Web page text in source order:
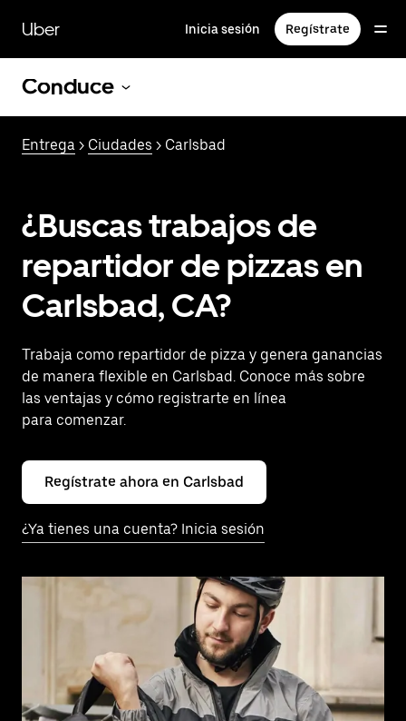
contenido
principal
Uber Inicia sesión Regístrate
Conduce
Entrega > Ciudades > Carlsbad
¿Buscas trabajos de
repartidor de pizzas en
Carlsbad, CA?
Trabaja como repartidor de pizza y genera ganancias
de manera flexible en Carlsbad. Conoce más sobre
las ventajas y cómo registrarte en línea
para comenzar.
Regístrate ahora en Carlsbad
¿Ya tienes una cuenta? Inicia sesión